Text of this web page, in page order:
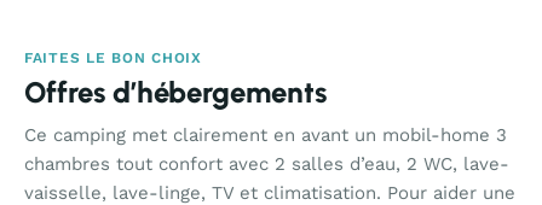
FAITES LE BON CHOIX
Offres d’hébergements
Ce camping met clairement en avant un mobil-home 3
chambres tout confort avec 2 salles d’eau, 2 WC, lave-
vaisselle, lave-linge, TV et climatisation. Pour aider une